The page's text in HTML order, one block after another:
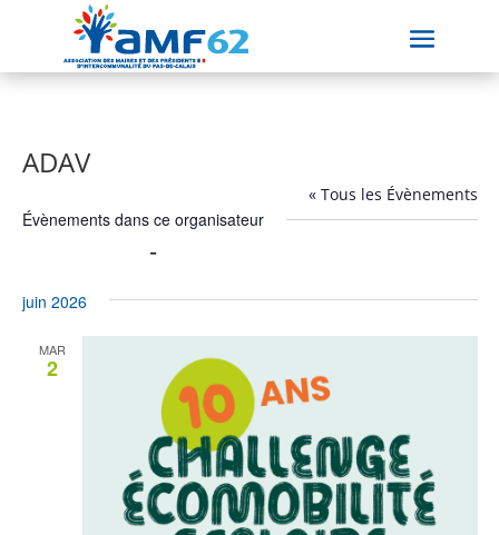
ADAV
« Tous les Évènements
Évènements dans ce organisateur
-
une
juin 2026
MAR
2